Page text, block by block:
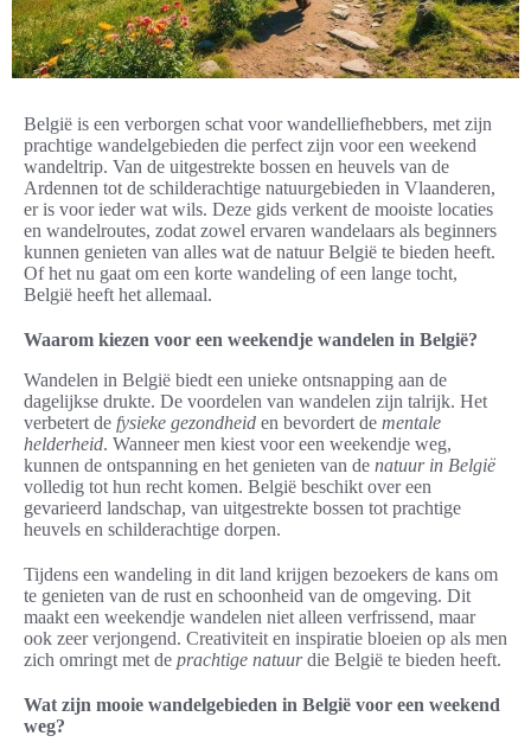
België is een verborgen schat voor wandelliefhebbers, met zijn
prachtige wandelgebieden die perfect zijn voor een weekend
wandeltrip. Van de uitgestrekte bossen en heuvels van de
Ardennen tot de schilderachtige natuurgebieden in Vlaanderen,
er is voor ieder wat wils. Deze gids verkent de mooiste locaties
en wandelroutes, zodat zowel ervaren wandelaars als beginners
kunnen genieten van alles wat de natuur België te bieden heeft.
Of het nu gaat om een korte wandeling of een lange tocht,
België heeft het allemaal.
Waarom kiezen voor een weekendje wandelen in België?
Wandelen in België biedt een unieke ontsnapping aan de
dagelijkse drukte. De voordelen van wandelen zijn talrijk. Het
verbetert de fysieke gezondheid en bevordert de mentale
helderheid. Wanneer men kiest voor een weekendje weg,
kunnen de ontspanning en het genieten van de natuur in België
volledig tot hun recht komen. België beschikt over een
gevarieerd landschap, van uitgestrekte bossen tot prachtige
heuvels en schilderachtige dorpen.
Tijdens een wandeling in dit land krijgen bezoekers de kans om
te genieten van de rust en schoonheid van de omgeving. Dit
maakt een weekendje wandelen niet alleen verfrissend, maar
ook zeer verjongend. Creativiteit en inspiratie bloeien op als men
zich omringt met de prachtige natuurdie België te bieden heeft.
Wat zijn mooie wandelgebieden in België voor een weekend
weg?